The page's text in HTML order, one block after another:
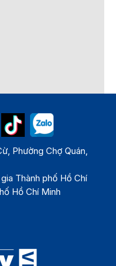
Phường Chợ Quán,
Thành phố Hồ Chí
Hồ Chí Minh